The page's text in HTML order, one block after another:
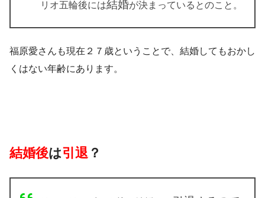
リオ五輪後には結婚が決まっているとのこと。
福原愛さんも現在２７歳ということで、結婚してもおかし
くはない年齢にあります。
結婚後は引退？